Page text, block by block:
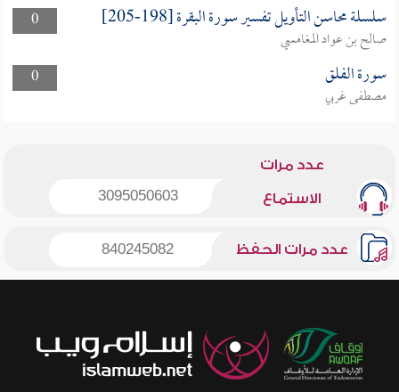
0
سلسلة محاسن التأويل تفسير سورة البقرة [198-205]
صالح بن عواد المغامسي
0
سورة الفلق
مصطفى غربي
عدد مرات
الاستماع 3095050603
عدد مرات الحفظ 840245082